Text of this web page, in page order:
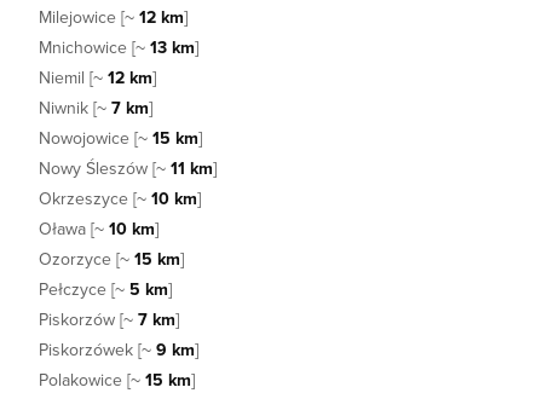
Milejowice [~ 12 km]
Mnichowice [~ 13 km]
Niemil [~ 12 km]
Niwnik [~ 7 km]
Nowojowice [~ 15 km]
Nowy Śleszów [~ 11 km]
Okrzeszyce [~ 10 km]
Oława [~ 10 km]
Ozorzyce [~ 15 km]
Pełczyce [~ 5 km]
Piskorzów [~ 7 km]
Piskorzówek [~ 9 km]
Polakowice [~ 15 km]